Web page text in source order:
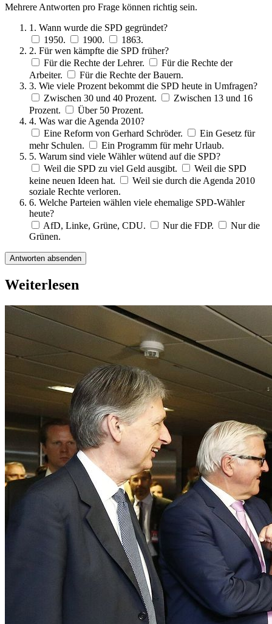
Mehrere Antworten pro Frage können richtig sein.
1. Wann wurde die SPD gegründet?
1950.
1900.
1863.
2. Für wen kämpfte die SPD früher?
Für die Rechte der Lehrer.
Für die Rechte der
Arbeiter.
Für die Rechte der Bauern.
3. Wie viele Prozent bekommt die SPD heute in Umfragen?
Zwischen 30 und 40 Prozent.
Zwischen 13 und 16
Prozent.
Über 50 Prozent.
4. Was war die Agenda 2010?
Eine Reform von Gerhard Schröder.
Ein Gesetz für
mehr Schulen.
Ein Programm für mehr Urlaub.
5. Warum sind viele Wähler wütend auf die SPD?
Weil die SPD zu viel Geld ausgibt.
Weil die SPD
keine neuen Ideen hat.
Weil sie durch die Agenda 2010
soziale Rechte verloren.
6. Welche Parteien wählen viele ehemalige SPD-Wähler
heute?
AfD, Linke, Grüne, CDU.
Nur die FDP.
Nur die
Grünen.
Antworten absenden
Weiterlesen